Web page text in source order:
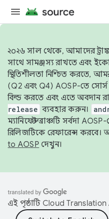
২০২৬ সাল থেকে, আমাদের
সাথে সামঞ্জস্য রাখতে এবং
স্থিতিশীলতা নিশ্চিত করতে,
(Q2 এবং Q4) AOSP-তে
বিল্ড করতে এবং এতে অবদান
release ব্যবহার করুন।
ম্যানিফেস্ট ব্রাঞ্চটি সর্বদা
রিলিজটিকে রেফারেন্স
to AOSP দেখুন।
এই পৃষ্ঠাটি Cloud Translation